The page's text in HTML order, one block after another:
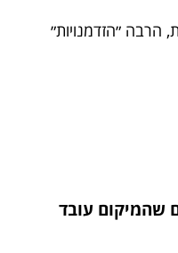
הרבה ״הזדמנויות״
– 5 סימנים שהמיקום עובד